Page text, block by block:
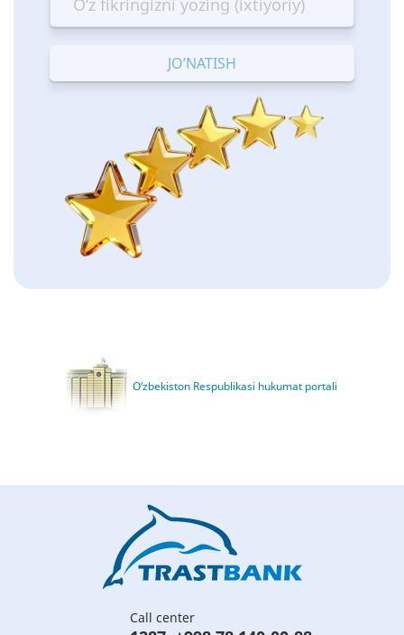
Terrible
—
Bad
—
OK
—
Good
—
Excellent
O‘zbekiston Respublikasi hukumat portali
Call center